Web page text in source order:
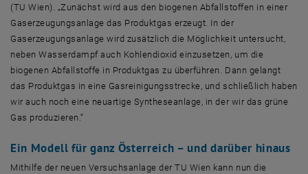
(TU Wien). „Zunächst wird aus den biogenen Abfallstoffen in einer
Gaserzeugungsanlage das Produktgas erzeugt. In der
Gaserzeugungsanlage wird zusätzlich die Möglichkeit untersucht,
neben Wasserdampf auch Kohlendioxid einzusetzen, um die
biogenen Abfallstoffe in Produktgas zu überführen. Dann gelangt
das Produktgas in eine Gasreinigungsstrecke, und schließlich haben
wir auch noch eine neuartige Syntheseanlage, in der wir das grüne
Gas produzieren.“
Ein Modell für ganz Österreich – und darüber hinaus
Mithilfe der neuen Versuchsanlage der TU Wien kann nun die